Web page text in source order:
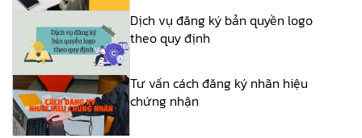
Dịch vụ đăng ký bản quyền logo
theo quy định
Tư vấn cách đăng ký nhãn hiệu
chứng nhận